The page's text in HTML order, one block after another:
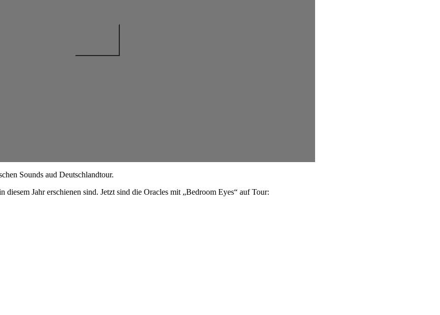
Sounds aud Deutschlandtour.
Jahr erschienen sind. Jetzt sind die Oracles mit „Bedroom Eyes“ auf Tour: